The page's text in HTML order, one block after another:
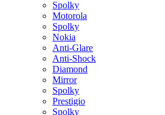
Spolky
Motorola
Spolky
Nokia
Anti-Glare
Anti-Shock
Diamond
Mirror
Spolky
Prestigio
Spolky